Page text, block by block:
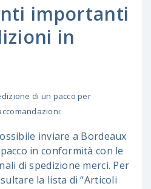
importanti
in
di un pacco per
inviare a Bordeaux
in conformità con le
di spedizione merci. Per
la lista di “Articoli